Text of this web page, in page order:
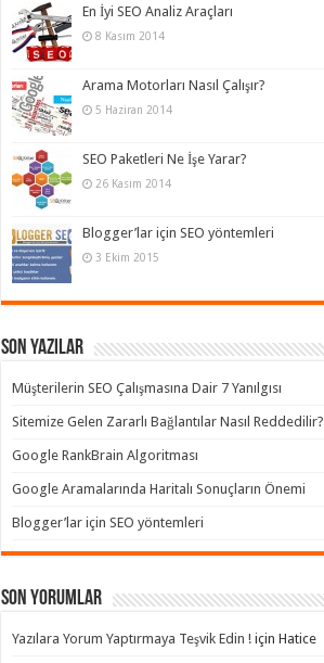
En İyi SEO Analiz Araçları
8 Kasım 2014
Arama Motorları Nasıl Çalışır?
5 Haziran 2014
SEO Paketleri Ne İşe Yarar?
26 Kasım 2014
Blogger’lar için SEO yöntemleri
3 Ekim 2015
Son Yazılar
Müşterilerin SEO Çalışmasına Dair 7 Yanılgısı
Sitemize Gelen Zararlı Bağlantılar Nasıl Reddedilir?
Google RankBrain Algoritması
Google Aramalarında Haritalı Sonuçların Önemi
Blogger’lar için SEO yöntemleri
Son yorumlar
Yazılara Yorum Yaptırmaya Teşvik Edin ! için Hatice